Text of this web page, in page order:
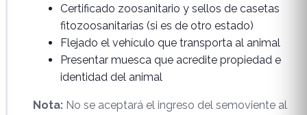
Certificado zoosanitario y sellos de casetas
fitozoosanitarias (si es de otro estado)
Flejado el vehículo que transporta al animal
Presentar muesca que acredite propiedad e
identidad del animal
Nota: No se aceptará el ingreso del semoviente al